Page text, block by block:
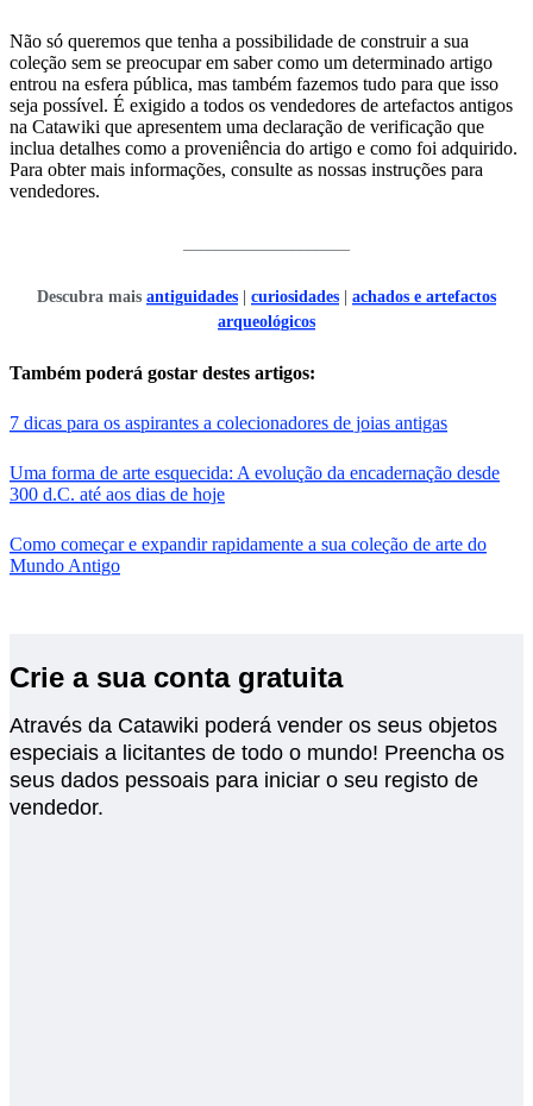
Não só queremos que tenha a possibilidade de construir a sua
coleção sem se preocupar em saber como um determinado artigo
entrou na esfera pública, mas também fazemos tudo para que isso
seja possível. É exigido a todos os vendedores de artefactos antigos
na Catawiki que apresentem uma declaração de verificação que
inclua detalhes como a proveniência do artigo e como foi adquirido.
Para obter mais informações, consulte as nossas instruções para
vendedores.
Descubra mais antiguidades curiosidades
achados e artefactos
arqueológicos
Também poderá gostar destes artigos:
7 dicas para os aspirantes a colecionadores de joias antigas
Uma forma de arte esquecida: A evolução da encadernação desde
300 d.C. até aos dias de hoje
Como começar e expandir rapidamente a sua coleção de arte do
Mundo Antigo
Crie a sua conta gratuita
Através da Catawiki poderá vender os seus objetos
especiais a licitantes de todo o mundo! Preencha os
seus dados pessoais para iniciar o seu registo de
vendedor.